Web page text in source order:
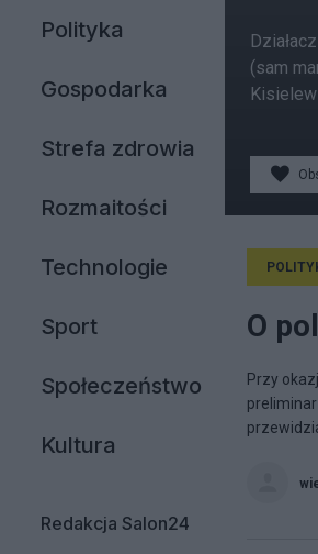
Polityka
Gospodarka
Strefa zdrowia
Rozmaitości
Technologie
Sport
Społeczeństwo
Kultura
Redakcja Salon24
(sam
O
Przy